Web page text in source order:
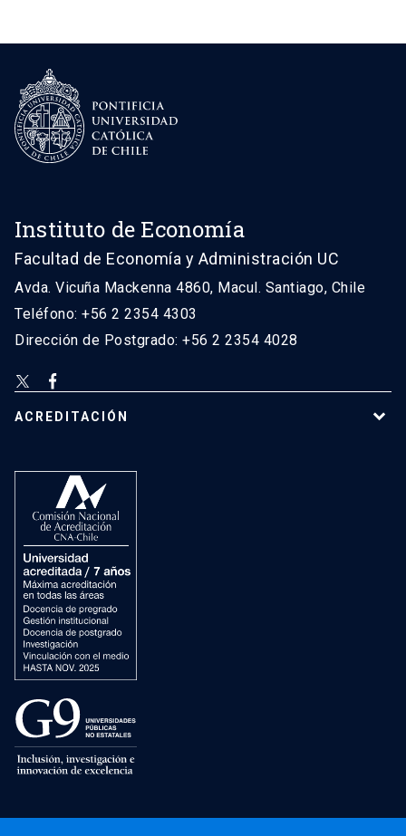
Instituto de Economía
Facultad de Economía y Administración UC
Avda. Vicuña Mackenna 4860, Macul. Santiago, Chile
Teléfono: +56 2 2354 4303
Dirección de Postgrado: +56 2 2354 4028
ACREDITACIÓN